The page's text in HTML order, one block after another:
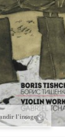
l'image